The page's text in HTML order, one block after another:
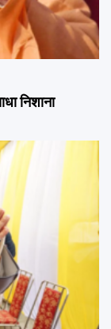
निशाना